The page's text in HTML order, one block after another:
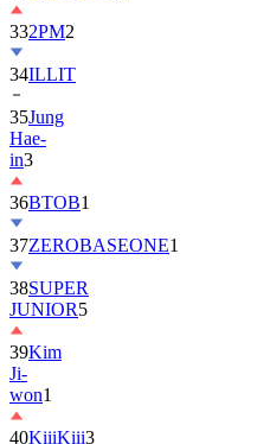
332PM2
34ILLIT
35Jung
Hae-
in3
36BTOB1
37ZEROBASEONE1
38SUPER
JUNIOR5
39Kim
Ji-
won1
40KiiiKiii3